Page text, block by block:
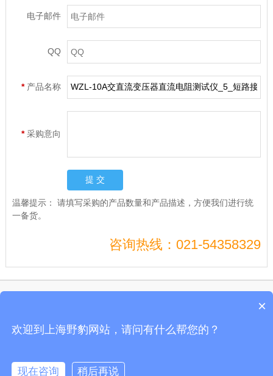
电子邮件
QQ
* 产品名称
*采购意向
温馨提示： 请填写采购的产品数量和产品描述，方便我们进行统
一备货。
咨询热线：021-54358329
沪ICP备10206185号-49
公司地址：上海市剑川路600号开关通电试验台、开关测试仪、真空度开关测试仪
×
欢迎到上海野豹网站，请问有什么帮您的？
现在咨询 稍后再说